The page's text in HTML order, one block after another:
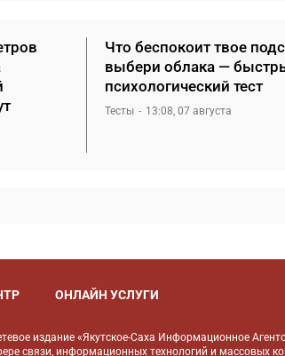
Что беспокоит твое
выбери облака —
психологический тест
Тесты 13:08, 07 августа
ОНЛАЙН УСЛУГИ
издание «Якутское-Саха Информационное
связи, информационных технологий и массовых